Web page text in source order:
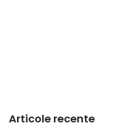
Articole recente